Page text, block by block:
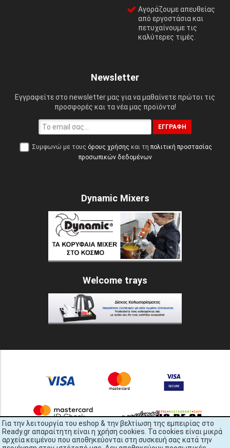
Για την λειτουργία του eshop & την βελτίωση της εμπειρίας στο
Ready.gr απαραίτητη είναι η χρήση cookies. Τα cookies είναι μικρά
αρχεία κειμένου που αποθηκεύονται στη συσκευή σας κατά την
Αγοράζουμε απευθείας
από εργοστάσια και
πετυχαίνουμε τις
καλύτερες τιμές.
Newsletter
Εγγραφείτε στο newsletter μας για να μαθαίνετε πρώτοι τις
προσφορές και τα νέα μας προϊόντα!
ΕΓΓΡΑΦΉ
Συμφωνώ με τους όρους χρήσης και τη πολιτική προστασίας
προσωπικών δεδομένων
Dynamic Mixers
Welcome trays